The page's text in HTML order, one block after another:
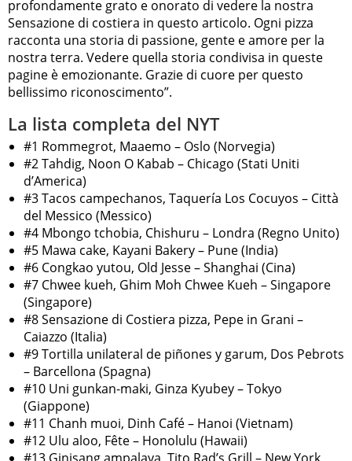
profondamente grato e onorato di vedere la nostra
Sensazione di costiera in questo articolo. Ogni pizza
racconta una storia di passione, gente e amore per la
nostra terra. Vedere quella storia condivisa in queste
pagine è emozionante. Grazie di cuore per questo
bellissimo riconoscimento”.
La lista completa del NYT
#1 Rommegrot, Maaemo – Oslo (Norvegia)
#2 Tahdig, Noon O Kabab – Chicago (Stati Uniti
d’America)
#3 Tacos campechanos, Taquería Los Cocuyos – Città
del Messico (Messico)
#4 Mbongo tchobia, Chishuru – Londra (Regno Unito)
#5 Mawa cake, Kayani Bakery – Pune (India)
#6 Congkao yutou, Old Jesse – Shanghai (Cina)
#7 Chwee kueh, Ghim Moh Chwee Kueh – Singapore
(Singapore)
#8 Sensazione di Costiera pizza, Pepe in Grani –
Caiazzo (Italia)
#9 Tortilla unilateral de piñones y garum, Dos Pebrots
– Barcellona (Spagna)
#10 Uni gunkan-maki, Ginza Kyubey – Tokyo
(Giappone)
#11 Chanh muoi, Dinh Café – Hanoi (Vietnam)
#12 Ulu aloo, Fête – Honolulu (Hawaii)